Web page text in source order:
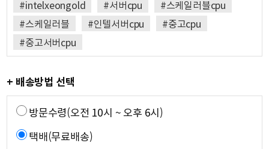
#intelxeongold
#서버cpu
#스케일러블cpu
#스케일러블
#인텔서버cpu
#중고cpu
#중고서버cpu
+ 배송방법 선택
방문수령(오전 10시 ~ 오후 6시)
택배(무료배송)